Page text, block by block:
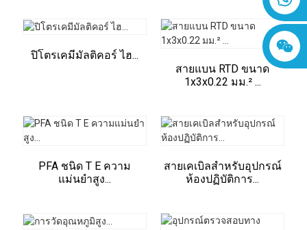
ปิโตรเคมีมัลติคอร์ ไฮ...
สายแบน RTD ขนาด
1x3x0.22 มม.² ...
PFA ชนิด T E ความ
แม่นยำสูง...
สายเคเบิลสำหรับอุปกรณ์
ห้องปฏิบัติการ...